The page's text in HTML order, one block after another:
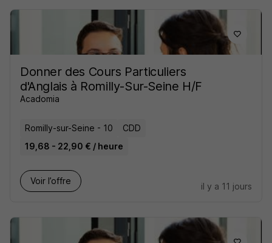
Donner des Cours Particuliers
d'Anglais à Romilly-Sur-Seine H/F
Acadomia
Romilly-sur-Seine - 10
CDD
19,68 - 22,90 € / heure
Voir l’offre
il y a 11 jours